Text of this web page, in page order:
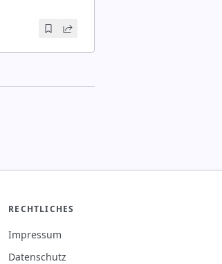
RECHTLICHES
Impressum
Datenschutz